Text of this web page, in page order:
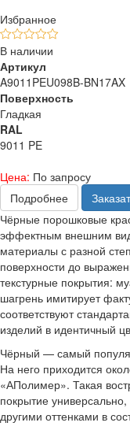
Избранное
В наличии
Артикул
A9011PEU098B-BN17AX
Поверхность
Гладкая
RAL
9011 PE
Цена: По запросу
Подробнее
Чёрные порошковые
эффектным внешним
материалы с разной
поверхности до
текстурные покрытия:
шагрень имитирует
соответствуют
изделий в идентичный
Чёрный — самый
На него приходится
«АПолимер». Такая
покрытие
другими оттенками в